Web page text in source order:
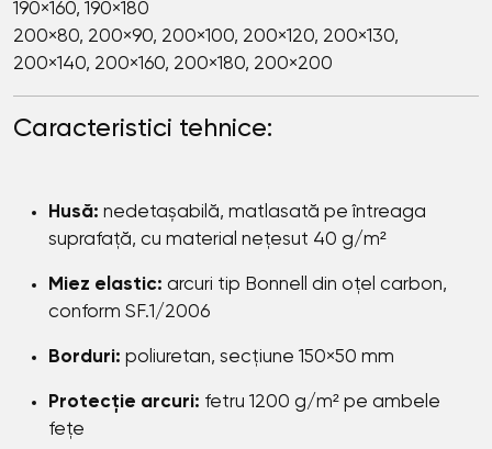
190×160, 190×180
200×80, 200×90, 200×100, 200×120, 200×130,
200×140, 200×160, 200×180, 200×200
Caracteristici tehnice:
Husă: nedetașabilă, matlasată pe întreaga
suprafață, cu material nețesut 40 g/m²
Miez elastic: arcuri tip Bonnell din oțel carbon,
conform SF.1/2006
Borduri: poliuretan, secțiune 150×50 mm
Protecție arcuri: fetru 1200 g/m² pe ambele
fețe